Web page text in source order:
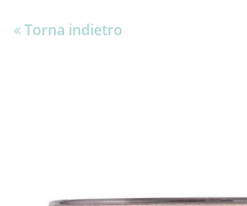
Torna indietro